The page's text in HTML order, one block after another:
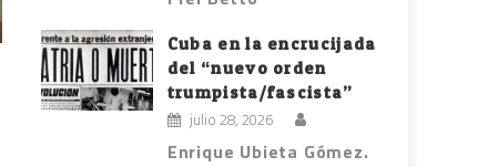
Cuba en la encrucijada
del “nuevo orden
trumpista/fascista”
julio 28, 2026
Enrique Ubieta Gómez.